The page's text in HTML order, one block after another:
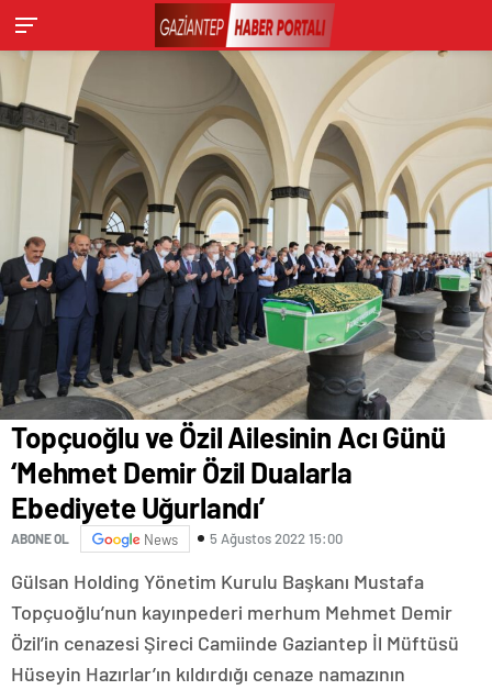
Topçuoğlu ve Özil Ailesinin Acı Günü
‘Mehmet Demir Özil Dualarla
Ebediyete Uğurlandı’
ABONE OL News 5 Ağustos 2022 15:00
Gülsan Holding Yönetim Kurulu Başkanı Mustafa
Topçuoğlu’nun kayınpederi merhum Mehmet Demir
Özil’in cenazesi Şireci Camiinde Gaziantep İl Müftüsü
Hüseyin Hazırlar’ın kıldırdığı cenaze namazının